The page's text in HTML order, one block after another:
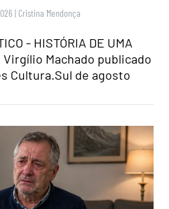
| Cristina Mendonça
- HISTÓRIA DE UMA
Virgílio Machado publicado
Cultura.Sul de agosto